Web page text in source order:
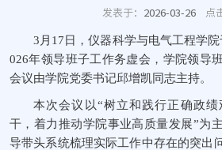
发表于： 2026-03-26 点
3月17日，仪器科学与电气工程学
026年领导班子工作务虚会，学院领导
会议由学院党委书记邱增凯同志主持。
本次会议以“树立和践行正确政
干，着力推动学院事业高质量发展”为
导带头系统梳理实际工作中存在的突出